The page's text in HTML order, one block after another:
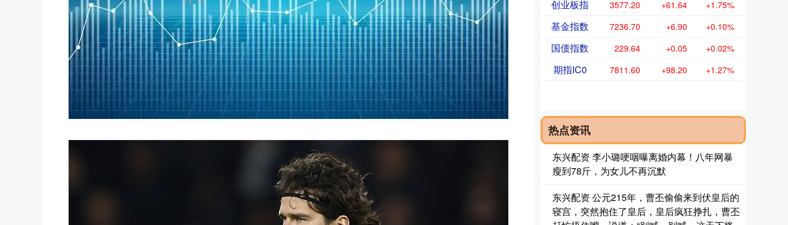
创业板指 3577.20 +61.64 +1.75%
基金指数 7236.70 +6.90 +0.10%
国债指数 229.64 +0.05 +0.02%
期指IC0 7811.60 +98.20 +1.27%
热点资讯
东兴配资 李小璐哽咽曝离婚内幕！八年网暴
瘦到78斤，为女儿不再沉默
东兴配资 公元215年，曹丕偷偷来到伏皇后的
寝宫，突然抱住了皇后，皇后疯狂挣扎，曹丕